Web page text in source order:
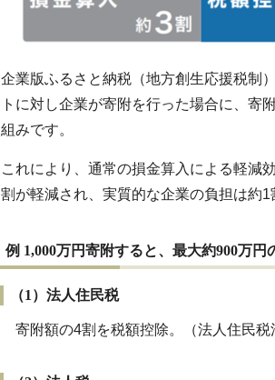
企業版ふるさと納税（地方創生応援税制
トに対し企業が寄附を行った場合に、寄
組みです。
これにより、通常の損金算入による軽減
割が軽減され、実質的な企業の負担は約1
例 1,000万円寄附すると、最大約900万円
（1）法人住民税
寄附額の4割を税額控除。（法人住民税